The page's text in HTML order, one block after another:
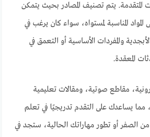
المتقدمة. يتم تصنيف المصادر بحيث يتمكن
المناسبة لمستواه، سواء كان يرغب في
والمفردات الأساسية أو التعمق في
المعقدة.
مقاطع صوتية، ومقالات تعليمية
يساعدك على التقدم تدريجيًا في تعلم
الصفر أو تطور مهاراتك الحالية، ستجد في